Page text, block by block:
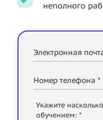
неполного
Электронная
Номер телефона *
Укажите
обучением: *